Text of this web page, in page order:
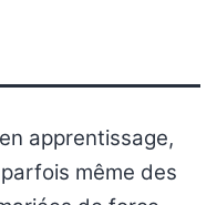
apprentissage,
même des